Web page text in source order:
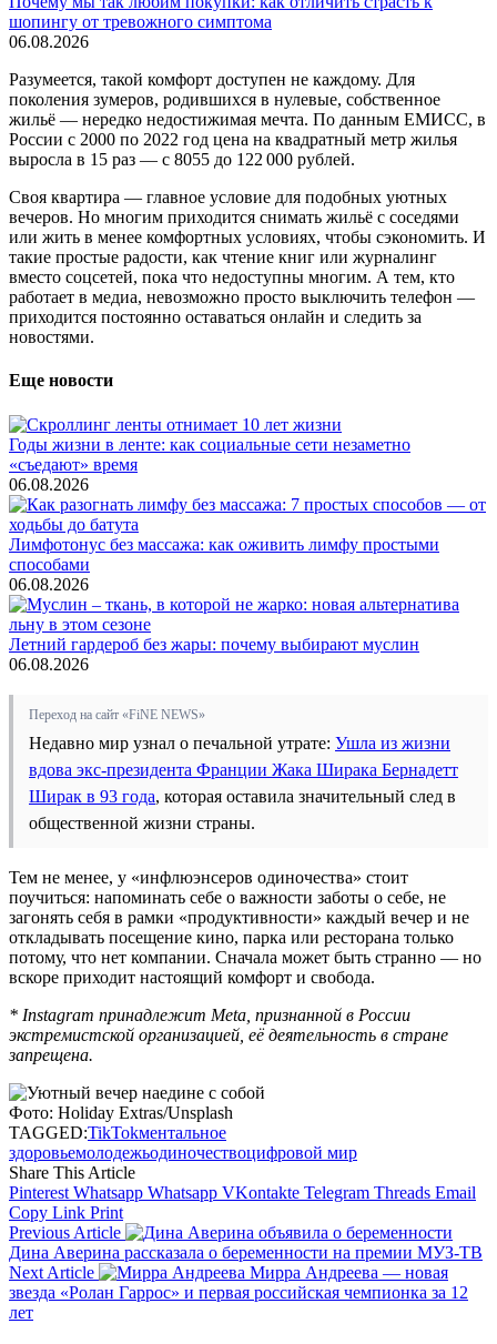
шопингу от тревожного симптома
06.08.2026
Разумеется, такой комфорт доступен не каждому. Для
поколения зумеров, родившихся в нулевые, собственное
жильё — нередко недостижимая мечта. По данным ЕМИСС, в
России с 2000 по 2022 год цена на квадратный метр жилья
выросла в 15 раз — с 8055 до 122 000 рублей.
Своя квартира — главное условие для подобных уютных
вечеров. Но многим приходится снимать жильё с соседями
или жить в менее комфортных условиях, чтобы сэкономить. И
такие простые радости, как чтение книг или журналинг
вместо соцсетей, пока что недоступны многим. А тем, кто
работает в медиа, невозможно просто выключить телефон —
приходится постоянно оставаться онлайн и следить за
новостями.
Еще новости
Годы жизни в ленте: как социальные сети незаметно
«съедают» время
06.08.2026
Лимфотонус без массажа: как оживить лимфу простыми
способами
06.08.2026
Летний гардероб без жары: почему выбирают муслин
06.08.2026
Переход на сайт «FiNE NEWS»
Недавно мир узнал о печальной утрате: Ушла из жизни
вдова экс-президента Франции Жака Ширака Бернадетт
Ширак в 93 года, которая оставила значительный след в
общественной жизни страны.
Тем не менее, у «инфлюэнсеров одиночества» стоит
поучиться: напоминать себе о важности заботы о себе, не
загонять себя в рамки «продуктивности» каждый вечер и не
откладывать посещение кино, парка или ресторана только
потому, что нет компании. Сначала может быть странно — но
вскоре приходит настоящий комфорт и свобода.
* Instagram принадлежит Meta, признанной в России
экстремистской организацией, её деятельность в стране
запрещена.
Фото: Holiday Extras/Unsplash
TAGGED:TikTokментальное
здоровьемолодежьодиночествоцифровой мир
Share This Article
Pinterest Whatsapp Whatsapp VKontakte Telegram Threads Email
Copy Link Print
Previous Article
Дина Аверина рассказала о беременности на премии МУЗ-ТВ
Next Article
Мирра Андреева — новая
звезда «Ролан Гаррос» и первая российская чемпионка за 12
лет